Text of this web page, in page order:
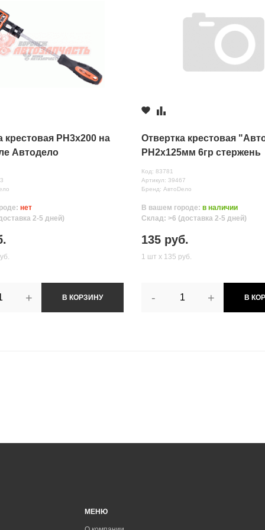
75
130 руб.
ул.Полевая, д. 1А/2
крестовая PH3х200 на
Автодело
нет
2-5 дней)
+ В КОРЗИНУ
Отвертка крестовая
PH2x125мм 6гр стержень
Код: 83781
Артикул: 39467
Бренд: АвтоDело
В вашем городе: в наличии
Склад: >6 (доставка 2-5 дней)
135 руб.
1 шт х 135 руб.
- + В
МЕНЮ